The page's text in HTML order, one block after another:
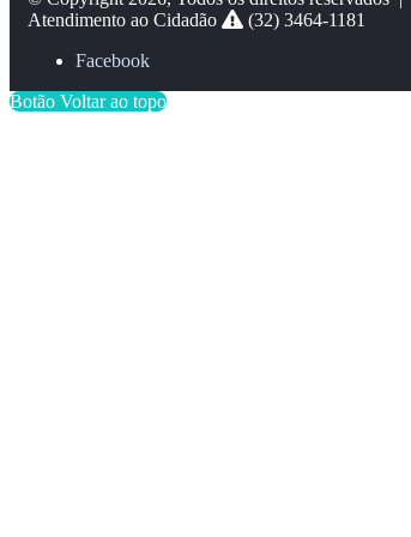
Atendimento ao Cidadão
(32) 3464-1181
Facebook
Botão Voltar ao topo